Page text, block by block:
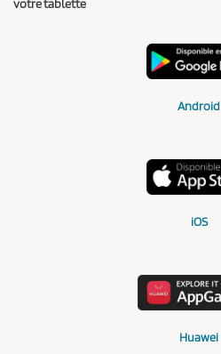
votre tablette
Android
iOS
Huawei